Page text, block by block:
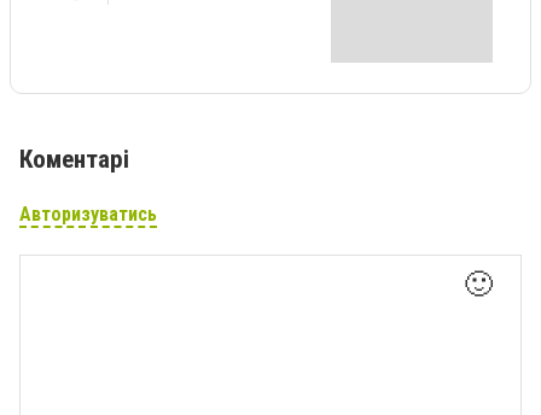
Коментарі
Авторизуватись
🙂